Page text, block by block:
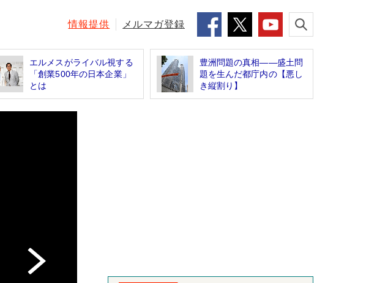
情報提供 メルマガ登録
エルメスがライバル視する
「創業500年の日本企業」
とは
豊洲問題の真相――盛土問
題を生んだ都庁内の【悪し
き縦割り】